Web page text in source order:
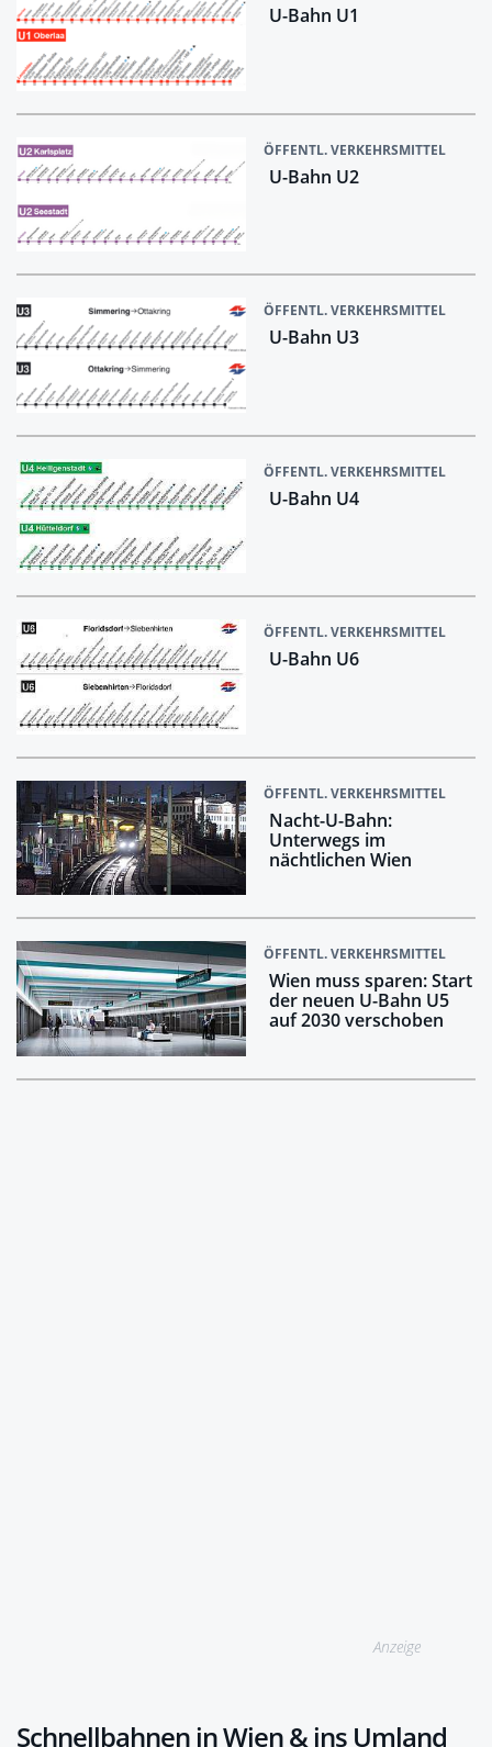
U-Bahn U1
ÖFFENTL. VERKEHRSMITTEL
U-Bahn U2
ÖFFENTL. VERKEHRSMITTEL
U-Bahn U3
ÖFFENTL. VERKEHRSMITTEL
U-Bahn U4
ÖFFENTL. VERKEHRSMITTEL
U-Bahn U6
ÖFFENTL. VERKEHRSMITTEL
Nacht-U-Bahn:
Unterwegs im
nächtlichen Wien
ÖFFENTL. VERKEHRSMITTEL
Wien muss sparen: Start
der neuen U-Bahn U5
auf 2030 verschoben
Anzeige
Schnellbahnen in Wien & ins Umland